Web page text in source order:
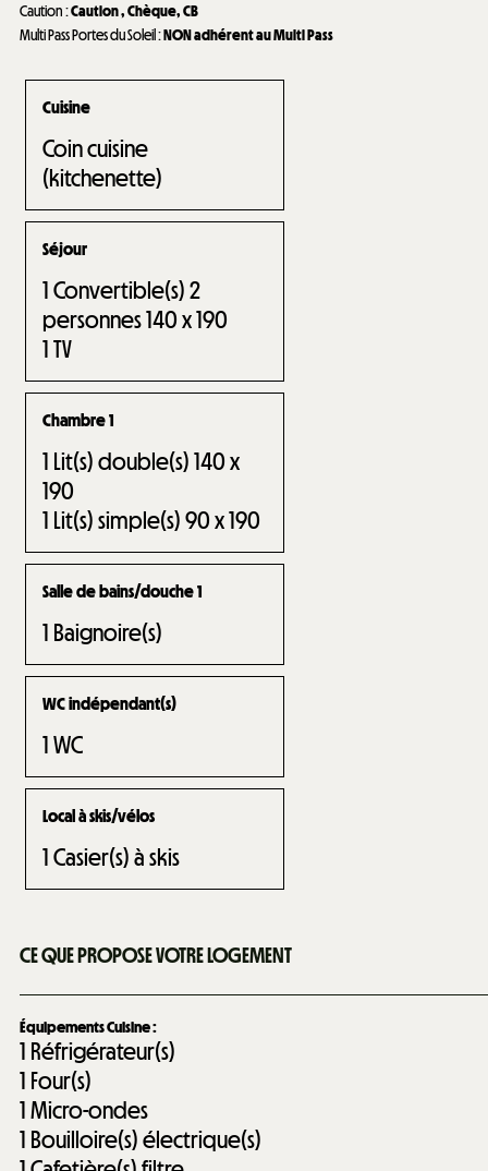
Caution:Caution Chèque CB
Multi Pass Portes du Soleil :NON adhérent au Multi Pass
Cuisine
Coin cuisine
(kitchenette)
Séjour
1Convertible(s) 2
personnes 140 x 190
1TV
Chambre 1
1 Lit(s) double(s) 140 x
190
1 Lit(s) simple(s) 90 x 190
Salle de bains/douche 1
1 Baignoire(s)
WC indépendant(s)
1WC
Local à skis/vélos
1Casier(s) à skis
CE QUE PROPOSE VOTRE LOGEMENT
Équipements Cuisine:
1 Réfrigérateur(s)
1 Four(s)
1Micro-ondes
1 Bouilloire(s) électrique(s)